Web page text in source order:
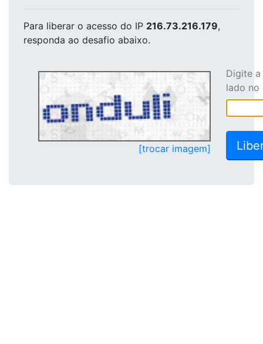
Para liberar o acesso do IP 216.73.216.179,
responda ao desafio abaixo.
[trocar imagem]
Digite
lado no